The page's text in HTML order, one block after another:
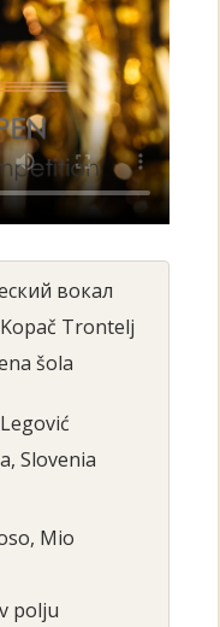
вокал
Trontelj
šola
Slovenia
Mio
polju